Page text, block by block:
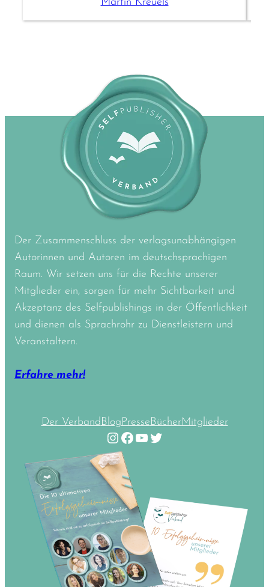
Martin Kreuels
Der Zusammenschluss der verlagsunabhängigen
Autorinnen und Autoren im deutschsprachigen
Raum. Wir setzen uns für die Rechte unserer
Mitglieder ein, sorgen für mehr Sichtbarkeit und
Akzeptanz des Selfpublishings in der Öffentlichkeit
und dienen als Sprachrohr zu Dienstleistern und
Veranstaltern.
Erfahre mehr!
Der VerbandBlogPresseBücherMitglieder
Instagram Facebook YouTube Twitter